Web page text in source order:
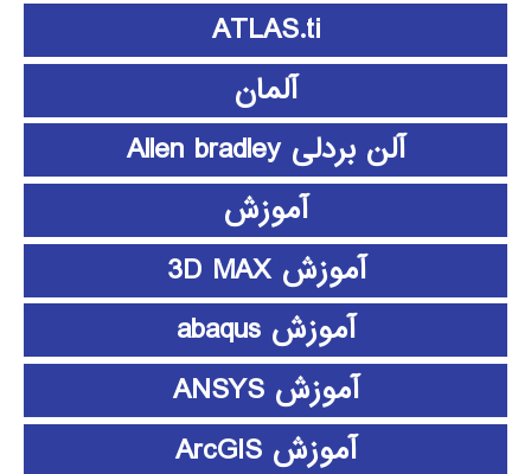
ATLAS.ti
آلمان
آلن بردلی Allen bradley
آموزش
آموزش 3D MAX
آموزش abaqus
آموزش ANSYS
آموزش ArcGIS